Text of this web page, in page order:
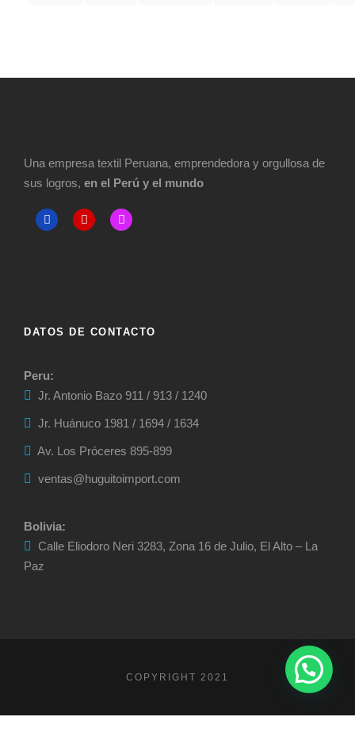
Una empresa textil Peruana, emprendedora y orgullosa de
sus logros, en el Perú y el mundo
DATOS DE CONTACTO
Peru:
Jr. Antonio Bazo 911 / 913 / 1240
Jr. Huánuco 1981 / 1694 / 1634
Av. Los Próceres 895-899
ventas@huguitoimport.com
Bolivia:
Calle Eliodoro Neri 3283, Zona 16 de Julio, El Alto – La
Paz
COPYRIGHT 2021